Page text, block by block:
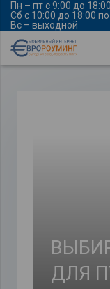
Пн – пт с 9:00 до
Сб с 10:00 до 18:00
Вс – выходной
ДЛЯ